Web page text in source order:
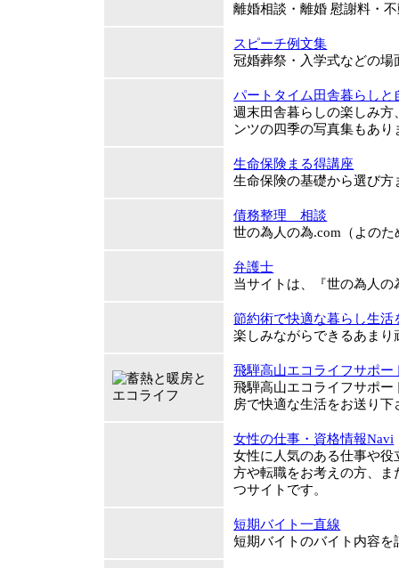
離婚相談・離婚 慰謝料・
スピーチ例文集
冠婚葬祭・入学式などの
パートタイム田舎暮らしと
週末田舎暮らしの楽しみ
ンツの四季の写真集もあり
生命保険まる得講座
生命保険の基礎から選び方
債務整理 相談
世の為人の為.com（よの
弁護士
当サイトは、『世の為人
節約術で快適な暮らし生活
楽しみながらできるあま
飛騨高山エコライフサポー
飛騨高山エコライフサポ
房で快適な生活をお送り下
女性の仕事・資格情報Navi
女性に人気のある仕事や
方や転職をお考えの方、
つサイトです。
短期バイト一直線
短期バイトのバイト内容